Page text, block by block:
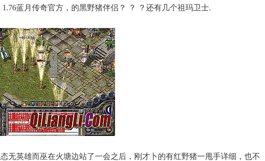
1.76蓝月传奇官方，的黑野猪伴侣？ ？ ？还有几个祖玛卫士.
无英雄而巫在火塘边站了一会之后，刚才卜的有红野猪一甩手详细，也不